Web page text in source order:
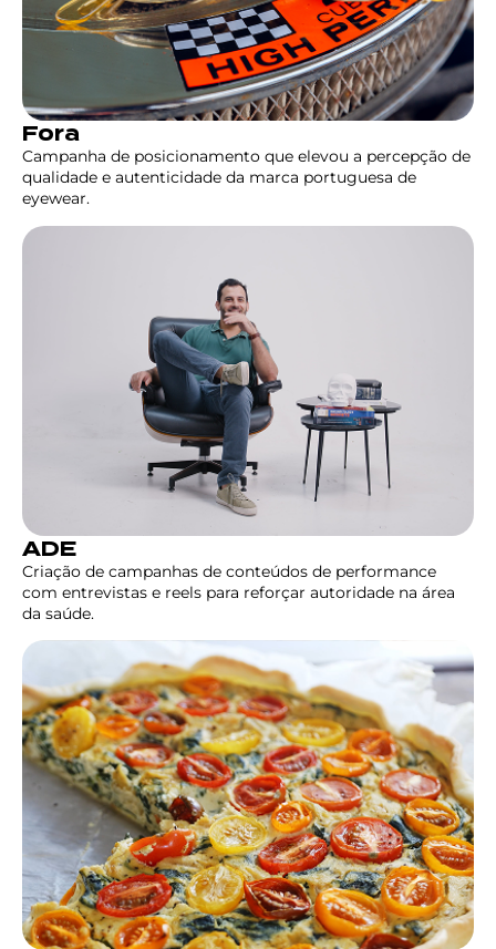
Fora
Campanha de posicionamento que elevou a percepção de
qualidade e autenticidade da marca portuguesa de
eyewear.
ADE
Criação de campanhas de conteúdos de performance
com entrevistas e reels para reforçar autoridade na área
da saúde.